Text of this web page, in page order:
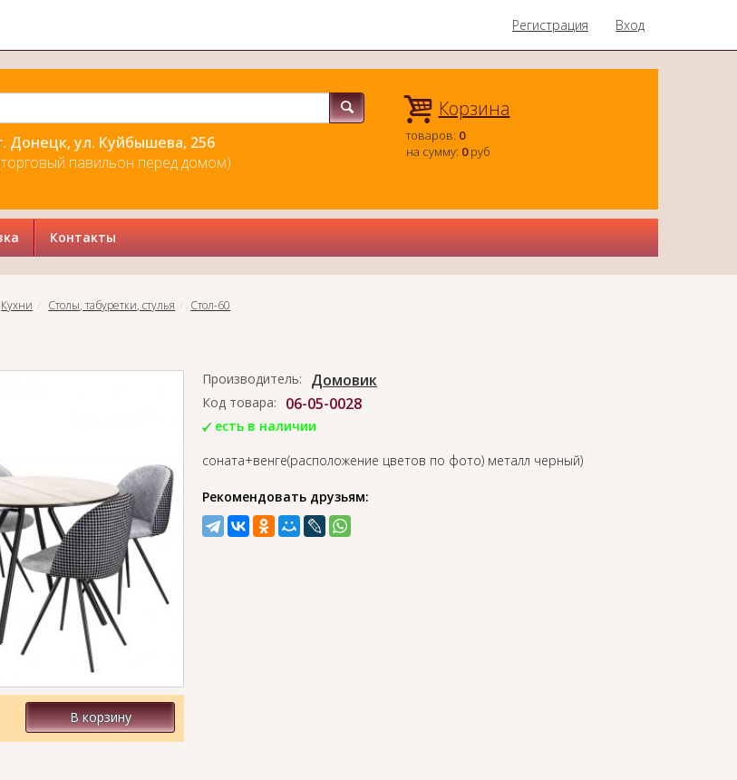
Регистрация Вход
Донецк, ул. Куйбышева, 256
павильон перед домом)
Корзина
товаров: 0
на сумму: 0руб
Контакты
Кухни Столы, табуретки, стулья Стол-60
В корзину
Производитель: Домовик
Код товара: 06-05-0028
есть в наличии
соната+венге(расположение цветов по фото) металл черный)
Рекомендовать друзьям: